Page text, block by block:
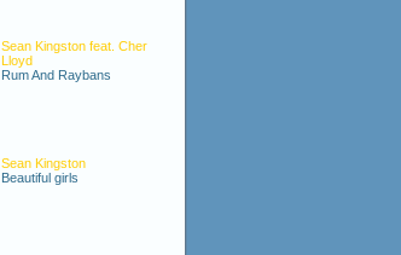
Sean Kingston feat. Cher
Lloyd
Rum And Raybans
Sean Kingston
Beautiful girls